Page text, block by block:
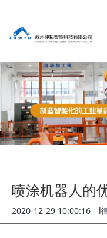
喷涂机器人的
2020-12-29 10:00:16 l